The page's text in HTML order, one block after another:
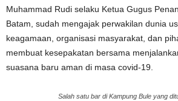
Muhammad Rudi selaku Ketua Gugus
Batam, sudah mengajak perwakilan dunia
keagamaan, organisasi masyarakat, dan
membuat kesepakatan bersama
suasana baru aman di masa covid-19.
Salah satu bar di Kampung Bule yang